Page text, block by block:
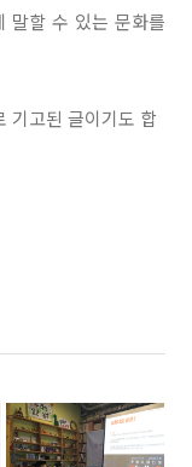
말할 수 있는 문화를
기고된 글이기도 합